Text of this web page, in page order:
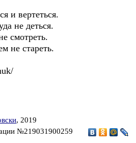
и вертеться.
не деться.
смотреть.
не стареть.
, 2019
№219031900259